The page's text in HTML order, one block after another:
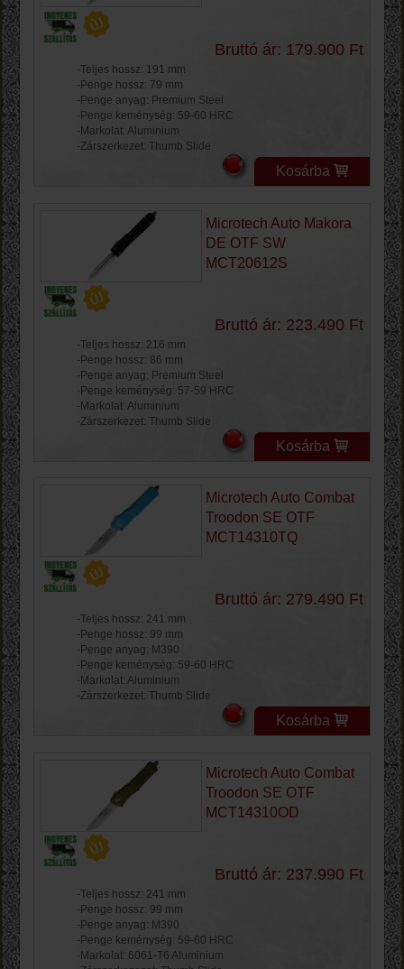
Bruttó ár: 179.900 Ft
-Teljes hossz: 191 mm
-Penge hossz: 79 mm
-Penge anyag: Premium Steel
-Penge keménység: 59-60 HRC
-Markolat: Aluminium
-Zárszerkezet: Thumb Slide
Kosárba
Microtech Auto Makora
DE OTF SW
MCT20612S
Bruttó ár: 223.490 Ft
-Teljes hossz: 216 mm
-Penge hossz: 86 mm
-Penge anyag: Premium Steel
-Penge keménység: 57-59 HRC
-Markolat: Aluminium
-Zárszerkezet: Thumb Slide
Kosárba
Microtech Auto Combat
Troodon SE OTF
MCT14310TQ
Bruttó ár: 279.490 Ft
-Teljes hossz: 241 mm
-Penge hossz: 99 mm
-Penge anyag: M390
-Penge keménység: 59-60 HRC
-Markolat: Aluminium
-Zárszerkezet: Thumb Slide
Kosárba
Microtech Auto Combat
Troodon SE OTF
MCT14310OD
Bruttó ár: 237.990 Ft
-Teljes hossz: 241 mm
-Penge hossz: 99 mm
-Penge anyag: M390
-Penge keménység: 59-60 HRC
-Markolat: 6061-T6 Aluminium